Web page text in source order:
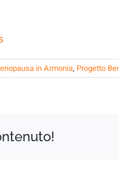
in Armonia, Progetto